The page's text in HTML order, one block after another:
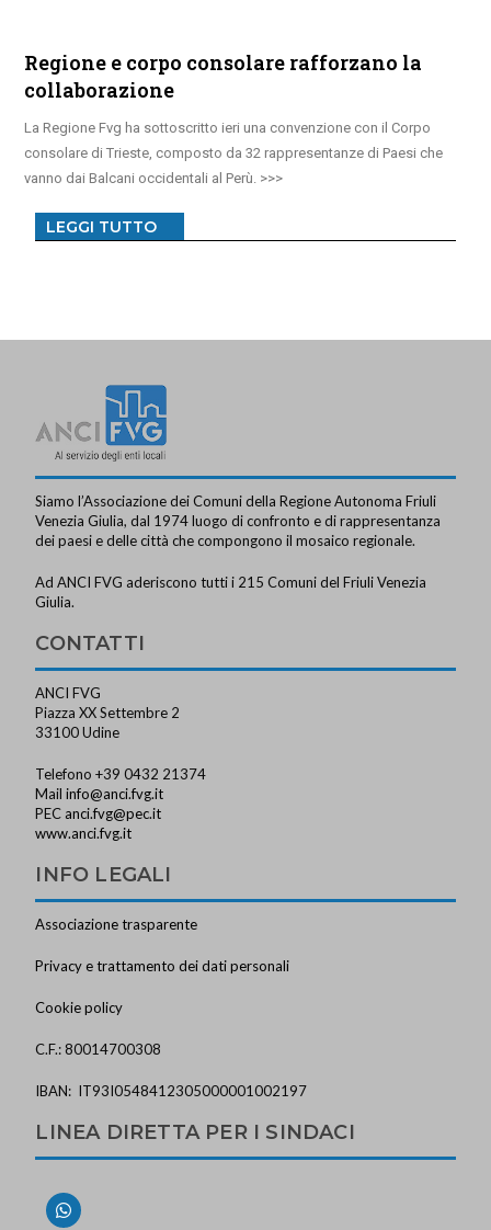
Regione e corpo consolare rafforzano la
collaborazione
La Regione Fvg ha sottoscritto ieri una convenzione con il Corpo
consolare di Trieste, composto da 32 rappresentanze di Paesi che
vanno dai Balcani occidentali al Perù.
LEGGI TUTTO
Siamo l’Associazione dei Comuni della Regione Autonoma Friuli
Venezia Giulia, dal 1974 luogo di confronto e di rappresentanza
dei paesi e delle città che compongono il mosaico regionale.
Ad ANCI FVG aderiscono tutti i 215 Comuni del Friuli Venezia
Giulia.
CONTATTI
ANCI FVG
Piazza XX Settembre 2
33100 Udine
Telefono +39 0432 21374
Mailinfo@anci.fvg.it
PEC anci.fvg@pec.it
www.anci.fvg.it
INFO LEGALI
Associazione trasparente
Privacy e trattamento dei dati personali
Cookie policy
C.F.: 80014700308
IBAN: IT93I0548412305000001002197
LINEA DIRETTA PER I SINDACI